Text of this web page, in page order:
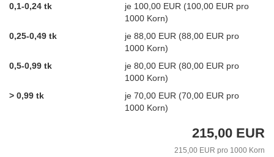
0,1-0,24 tk
je 100,00 EUR (100,00 EUR pro
1000 Korn)
0,25-0,49 tk
je 88,00 EUR (88,00 EUR pro
1000 Korn)
0,5-0,99 tk
je 80,00 EUR (80,00 EUR pro
1000 Korn)
> 0,99 tk
je 70,00 EUR (70,00 EUR pro
1000 Korn)
215,00 EUR
215,00 EUR pro 1000 Korn